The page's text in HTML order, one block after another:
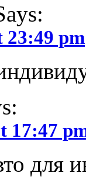
23:49 pm
17:47
для